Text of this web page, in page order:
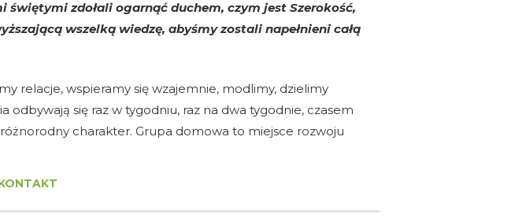
zdołali ogarnąć duchem, czym jest Szerokość,
wszelką wiedzę, abyśmy zostali napełnieni całą
relacje, wspieramy się wzajemnie, modlimy, dzielimy
odbywają się raz w tygodniu, raz na dwa tygodnie, czasem
charakter. Grupa domowa to miejsce rozwoju